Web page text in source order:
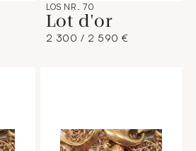
LOS NR. 70
Lot d'or
2 300 / 2 590 €